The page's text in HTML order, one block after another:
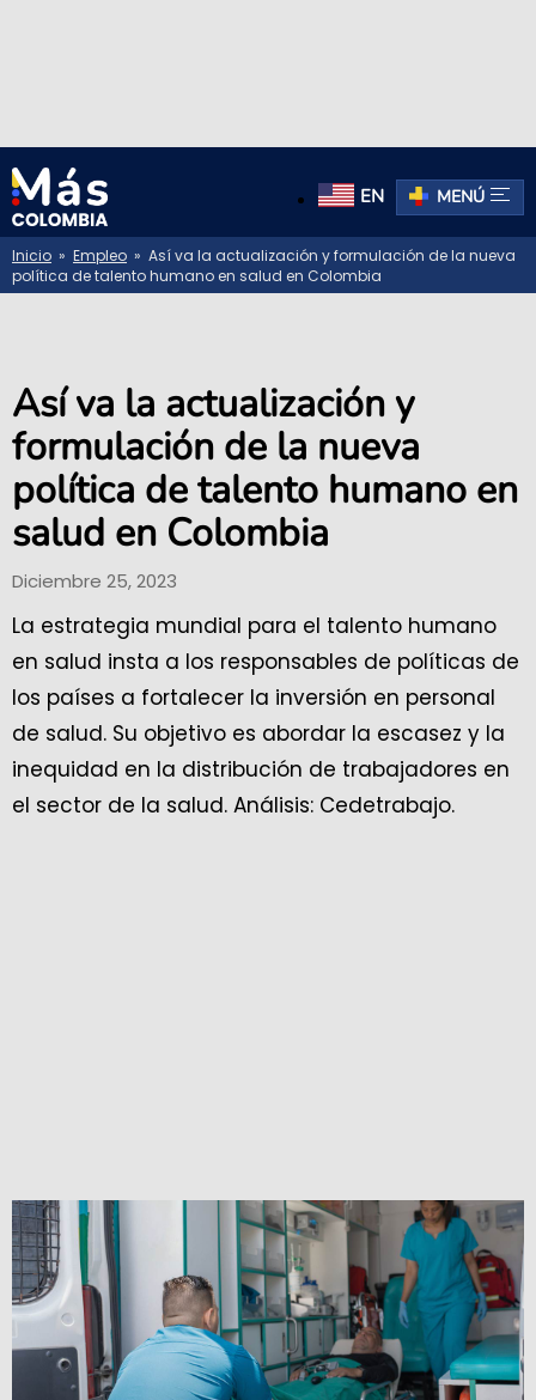
EN MENÚ
Inicio » Empleo » Así va la actualización y formulación de la nueva
política de talento humano en salud en Colombia
Así va la actualización y
formulación de la nueva
política de talento humano en
salud en Colombia
Diciembre 25, 2023
La estrategia mundial para el talento humano
en salud insta a los responsables de políticas de
los países a fortalecer la inversión en personal
de salud. Su objetivo es abordar la escasez y la
inequidad en la distribución de trabajadores en
el sector de la salud. Análisis: Cedetrabajo.